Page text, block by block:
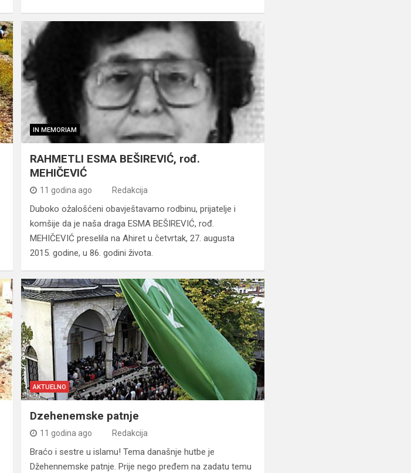
IN MEMORIAM
RAHMETLI ESMA BEŠIREVIĆ, rođ.
MEHIČEVIĆ
11 godina ago Redakcija
Duboko ožalošćeni obavještavamo rodbinu, prijatelje i
komšije da je naša draga ESMA BEŠIREVIĆ, rođ.
MEHIČEVIĆ preselila na Ahiret u četvrtak, 27. augusta
2015. godine, u 86. godini života.
AKTUELNO
Dzehenemske patnje
11 godina ago Redakcija
Braćo i sestre u islamu! Tema današnje hutbe je
Džehennemske patnje. Prije nego pređem na zadatu temu